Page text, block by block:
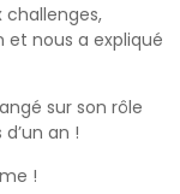
challenges,
et nous a expliqué
sur son rôle
an !
!